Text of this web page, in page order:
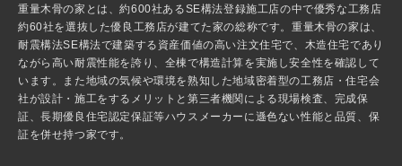
重量木骨の家とは、約600社あるSE構法登録施工店の中で優秀な工務店
約60社を選抜した優良工務店が建てた家の総称です。重量木骨の家は、
耐震構法SE構法で建築する資産価値の高い注文住宅で、木造住宅であり
ながら高い耐震性能を誇り、全棟で構造計算を実施し安全性を確認して
います。また地域の気候や環境を熟知した地域密着型の工務店・住宅会
社が設計・施工をするメリットと第三者機関による現場検査、完成保
証、長期優良住宅認定保証等ハウスメーカーに遜色ない性能と品質、保
証を併せ持つ家です。